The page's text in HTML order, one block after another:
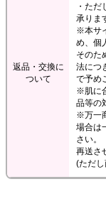
返品・交換に
ついて
・た
承りま
※本サ
め、個
そのた
法につ
で予め
※肌に
品等の
※万一
場合は
さい。
再送さ
(ただし